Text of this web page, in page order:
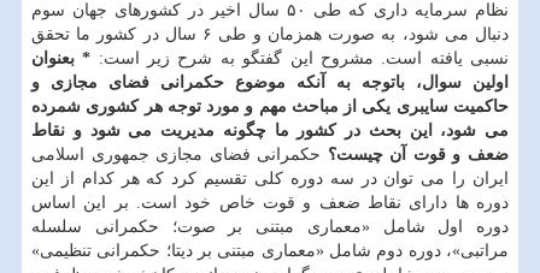
نظام سرمایه داری که طی ۵۰ سال اخیر در کشورهای جهان سوم
دنبال می شود، به صورت همزمان و طی ۶ سال در کشور ما تحقق
نسبی یافته است. مشروح این گفتگو به شرح زیر است: * بعنوان
اولین سوال، باتوجه به آنکه موضوع حکمرانی فضای مجازی و
حاکمیت سایبری یکی از مباحث مهم و مورد توجه هر کشوری شمرده
می شود، این بحث در کشور ما چگونه مدیریت می شود و نقاط
ضعف و قوت آن چیست؟ حکمرانی فضای مجازی جمهوری اسلامی
ایران را می توان در سه دوره کلی تقسیم کرد که هر کدام از این
دوره ها دارای نقاط ضعف و قوت خاص خود است. بر این اساس
دوره اول شامل «معماری مبتنی بر صوت؛ حکمرانی سلسله
مراتبی»، دوره دوم شامل «معماری مبتنی بر دیتا؛ حکمرانی تنظیمی»